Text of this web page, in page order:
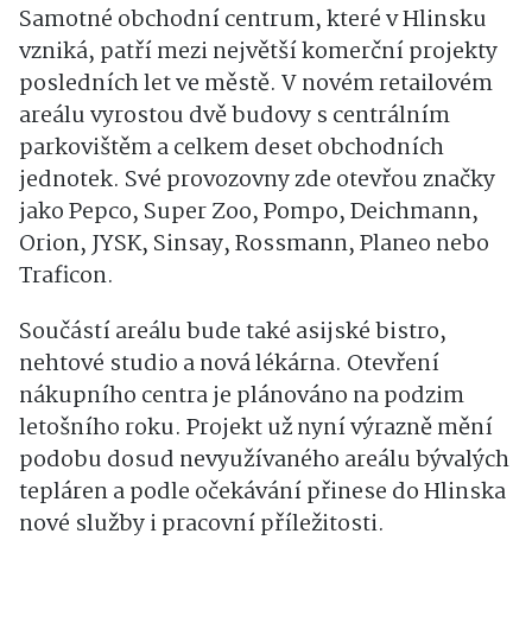
Samotné obchodní centrum, které v Hlinsku
vzniká, patří mezi největší komerční projekty
posledních let ve městě. V novém retailovém
areálu vyrostou dvě budovy s centrálním
parkovištěm a celkem deset obchodních
jednotek. Své provozovny zde otevřou značky
jakoPepco, Super Zoo,Pompo,Deichmann,
Orion, JYSK, Sinsay,Rossmann,Planeo nebo
Traficon.
Součástí areálu bude také asijské bistro,
nehtové studio a nová lékárna. Otevření
nákupního centra je plánováno na podzim
letošního roku. Projekt už nyní výrazně mění
podobu dosud nevyužívaného areálu bývalých
tepláren a podle očekávání přinese do Hlinska
nové služby i pracovní příležitosti.